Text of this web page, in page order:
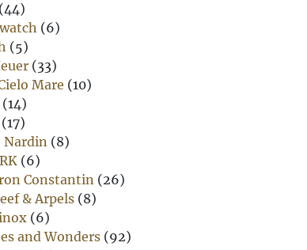
(44)
(6)
(5)
(33)
Mare (10)
(14)
(17)
Nardin (8)
(6)
Constantin (26)
& Arpels (8)
(6)
and Wonders (92)